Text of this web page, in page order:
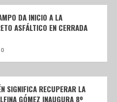
DA INICIO A LA
ASFÁLTICO EN CERRADA
0
SIGNIFICA RECUPERAR LA
GÓMEZ INAUGURA 8º